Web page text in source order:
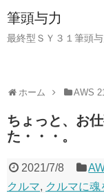
筆頭与力
最終型ＳＹ３１筆頭
ホーム AWS
ちょっと、お
た・・・。
2021/7/8
クルマ, クルマに